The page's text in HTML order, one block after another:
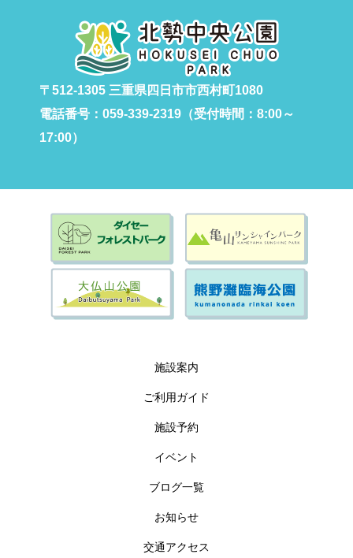
〒512-1305 三重県四日市市西村町1080
電話番号：059-339-2319（受付時間：8:00～
17:00）
施設案内
ご利用ガイド
施設予約
イベント
ブログ一覧
お知らせ
交通アクセス